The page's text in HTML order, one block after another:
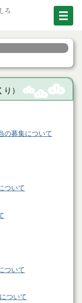
）
の募集について
ついて
ついて
ついて